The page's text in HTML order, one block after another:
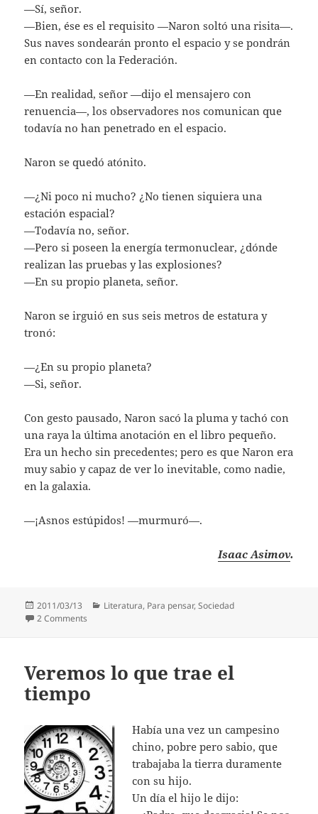
—Sí, señor.
—Bien, ése es el requisito —Naron soltó una risita—.
Sus naves sondearán pronto el espacio y se pondrán
en contacto con la Federación.
—En realidad, señor —dijo el mensajero con
renuencia—, los observadores nos comunican que
todavía no han penetrado en el espacio.
Naron se quedó atónito.
—¿Ni poco ni mucho? ¿No tienen siquiera una
estación espacial?
—Todavía no, señor.
—Pero si poseen la energía termonuclear, ¿dónde
realizan las pruebas y las explosiones?
—En su propio planeta, señor.
Naron se irguió en sus seis metros de estatura y
tronó:
—¿En su propio planeta?
—Si, señor.
Con gesto pausado, Naron sacó la pluma y tachó con
una raya la última anotación en el libro pequeño.
Era un hecho sin precedentes; pero es que Naron era
muy sabio y capaz de ver lo inevitable, como nadie,
en la galaxia.
—¡Asnos estúpidos! —murmuró—.
Isaac Asimov.
Posted
on
2011/03/13 Categories
Literatura, Para pensar,Sociedad
2 Comments
Veremos lo que trae el
tiempo
Había una vez un campesino
chino, pobre pero sabio, que
trabajaba la tierra duramente
con su hijo.
Un día el hijo le dijo: